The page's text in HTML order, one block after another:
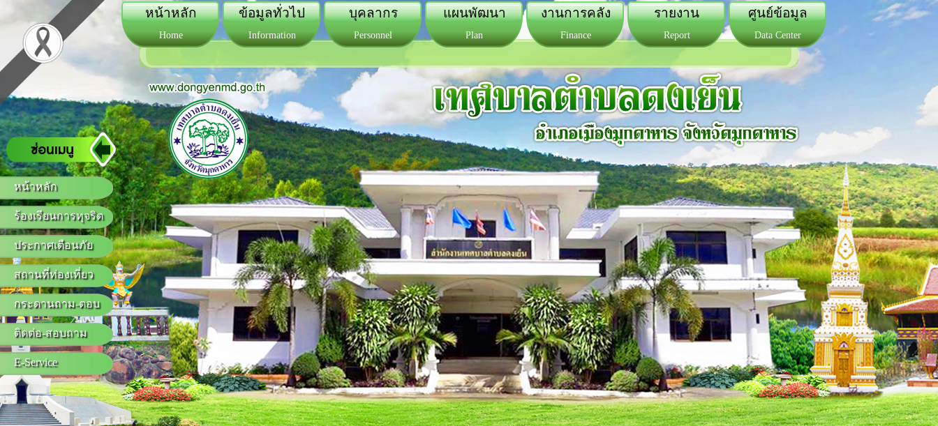
หน้าหลัก
ร้องเรียนการทุจริต
ประกาศเตือนภัย
สถานที่ท่องเที่ยว
กระดานถาม-ตอบ
ติดต่อ-สอบถาม
E-Service
หน้าหลัก
Home
ข้อมูลทั่วไป
Information
บุคลากร
Personnel
แผนพัฒนา
Plan
งานการคลัง
Finance
รายงาน
Report
ศูนย์ข้อมูล
Data Center